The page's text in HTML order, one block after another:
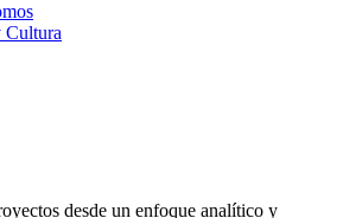
Cultura
desde un enfoque analítico y